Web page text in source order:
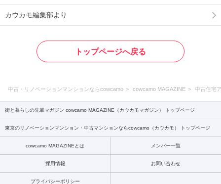
カウカモ編集部より
トップページへ戻る
中古・リノベーションマンションならcowcamo cowcamo MAGAZINE 中古住宅
街と暮らしの先輩マガジン cowcamo MAGAZINE（カウカモマガジン） トップページ
東京のリノベーションマンション・中古マンションならcowcamo（カウカモ） トップページ
cowcamo MAGAZINEとは メンバー一覧
採用情報 お問い合わせ
プライバシーポリシー